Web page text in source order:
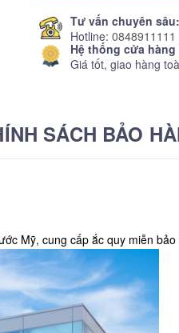
Tư vấn chuyên sâu:
Hotline: 0848911111
Hệ thống cửa
Giá tốt, giao hàng
SÁCH BẢO
Mỹ, cung cấp ắc quy miễn